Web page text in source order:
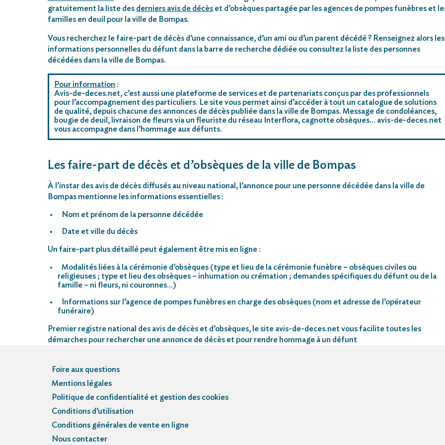
gratuitement la liste des derniers avis de décès et d’obsèques partagée par les agences de pompes funèbres et
familles en deuil pour la ville de Bompas.
Vous recherchez le faire-part de décès d’une connaissance, d’un ami ou d’un parent décédé ? Renseignez alors les
informations personnelles du défunt dans la barre de recherche dédiée ou consultez la liste des personnes
décédées dans la ville de Bompas.
Pour information :
Avis-de-deces.net, c’est aussi une plateforme de services et de partenariats conçus par des professionnels
pour l’accompagnement des particuliers. Le site vous permet ainsi d’accéder à tout un catalogue de solutions
de qualité, depuis chacune des annonces de décès publiée dans la ville de Bompas. Message de condoléances,
bougie de deuil, livraison de fleurs via un fleuriste du réseau Interflora, cagnotte obsèques… avis-de-deces.net
vous accompagne dans l’hommage aux défunts.
Les faire-part de décès et d’obsèques de la ville de Bompas
À l’instar des avis de décès diffusés au niveau national, l’annonce pour une personne décédée dans la ville de
Bompas mentionne les informations essentielles :
Nom et prénom de la personne décédée
Date et ville du décès
Un faire-part plus détaillé peut également être mis en ligne :
Modalités liées à la cérémonie d’obsèques (type et lieu de la cérémonie funèbre – obsèques civiles ou
religieuses ; type et lieu des obsèques – inhumation ou crémation ; demandes spécifiques du défunt ou de la
famille – ni fleurs, ni couronnes…)
Informations sur l’agence de pompes funèbres en charge des obsèques (nom et adresse de l’opérateur
funéraire)
Premier registre national des avis de décès et d’obsèques, le site avis-de-deces.net vous facilite toutes les
démarches pour rechercher une annonce de décès et pour rendre hommage à un défunt
Foire aux questions
Mentions légales
Politique de confidentialité et gestion des cookies
Conditions d’utilisation
Conditions générales de vente en ligne
Nous contacter